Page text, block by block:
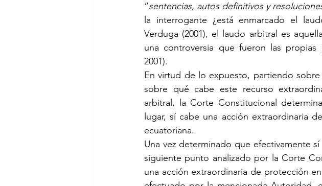
“sentencias, autos definitivos y
la interrogante ¿está enmarcado el
Verduga (2001), el laudo arbitral es
una controversia que fueron las
2001).
En virtud de lo expuesto, partiendo
sobre qué cabe este recurso
arbitral, la Corte Constitucional
lugar, sí cabe una acción extraordinaria
ecuatoriana.
Una vez determinado que efectivamente
siguiente punto analizado por la Corte
una acción extraordinaria de protección